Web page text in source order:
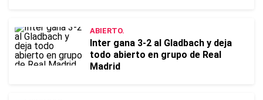
ABIERTO.
Inter gana 3-2 al Gladbach y deja
todo abierto en grupo de Real
Madrid